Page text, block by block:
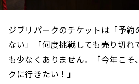
ジブリパークのチケットは「予約
ない」「何度挑戦しても売り切れ
も少なくありません。「今年こそ
クに行きたい！」